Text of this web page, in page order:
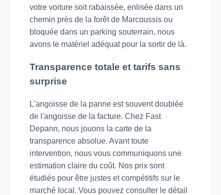
votre voiture soit rabaissée, enlisée dans un
chemin près de la forêt de Marcoussis ou
bloquée dans un parking souterrain, nous
avons le matériel adéquat pour la sortir de là.
Transparence totale et tarifs sans
surprise
L'angoisse de la panne est souvent doublée
de l'angoisse de la facture. Chez Fast
Depann, nous jouons la carte de la
transparence absolue. Avant toute
intervention, nous vous communiquons une
estimation claire du coût. Nos prix sont
étudiés pour être justes et compétitifs sur le
marché local. Vous pouvez consulter le détail